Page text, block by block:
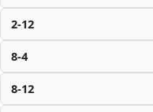
2-12
8-4
8-12